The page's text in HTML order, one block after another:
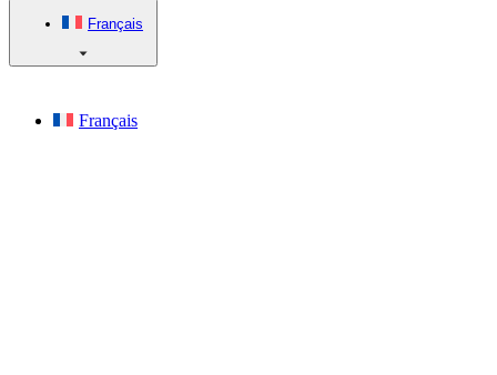
Français
Français